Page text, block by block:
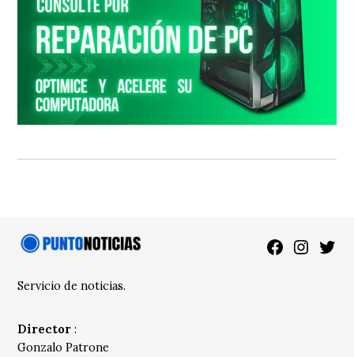
Facebook
Servicio de noticias.
Director :
Gonzalo Patrone